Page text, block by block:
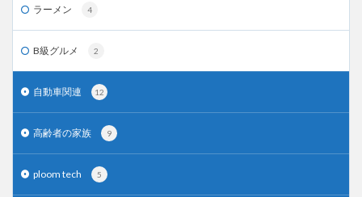
ラーメン 4
B級グルメ 2
自動車関連 12
高齢者の家族 9
ploom tech 5